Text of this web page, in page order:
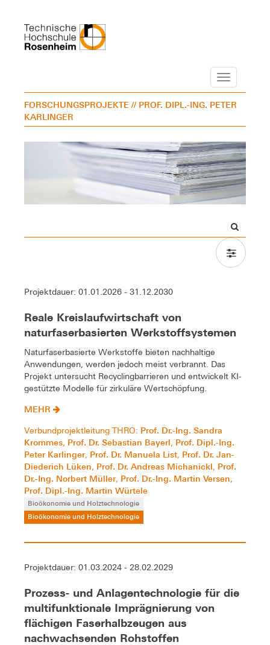
Navigation
FORSCHUNGSPROJEKTE // PROF. DIPL.-ING. PETER
KARLINGER
Projektdauer: 01.01.2026 - 31.12.2030
Reale Kreislaufwirtschaft von
naturfaserbasierten Werkstoffsystemen
Naturfaserbasierte Werkstoffe bieten nachhaltige
Anwendungen, werden jedoch meist verbrannt. Das
Projekt untersucht Recyclingbarrieren und entwickelt KI-
gestützte Modelle für zirkuläre Wertschöpfung.
MEHR
Verbundprojektleitung THRO: Prof. Dr.-Ing. Sandra
Krommes, Prof. Dr. Sebastian Bayerl, Prof. Dipl.-Ing.
Peter Karlinger, Prof. Dr. Manuela List, Prof. Dr. Jan-
Diederich Lüken, Prof. Dr. Andreas Michanickl, Prof.
Dr.-Ing. Norbert Müller, Prof. Dr.-Ing. Martin Versen,
Prof. Dipl.-Ing. Martin Würtele
Bioökonomie und Holztechnologie
Bioökonomie und Holztechnologie
Projektdauer: 01.03.2024 - 28.02.2029
Prozess- und Anlagentechnologie für die
multifunktionale Imprägnierung von
flächigen Faserhalbzeugen aus
nachwachsenden Rohstoffen